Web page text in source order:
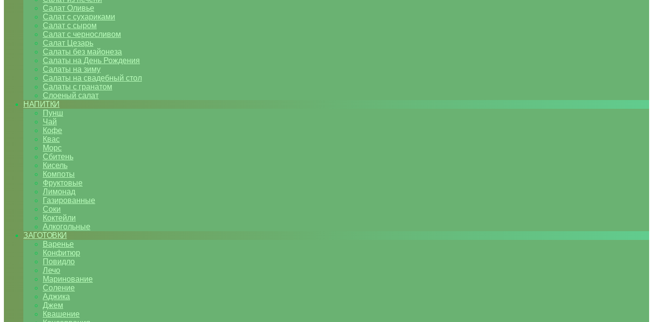
Салат Оливье
Салат с сухариками
Салат с сыром
Салат с черносливом
Салат Цезарь
Салаты без майонеза
Салаты на День Рождения
Салаты на зиму
Салаты на свадебный стол
Салаты с гранатом
Слоеный салат
НАПИТКИ
Пунш
Чай
Кофе
Квас
Морс
Сбитень
Кисель
Компоты
Фруктовые
Лимонад
Газированные
Соки
Коктейли
Алкогольные
ЗАГОТОВКИ
Варенье
Конфитюр
Повидло
Лечо
Маринование
Соление
Аджика
Джем
Квашение